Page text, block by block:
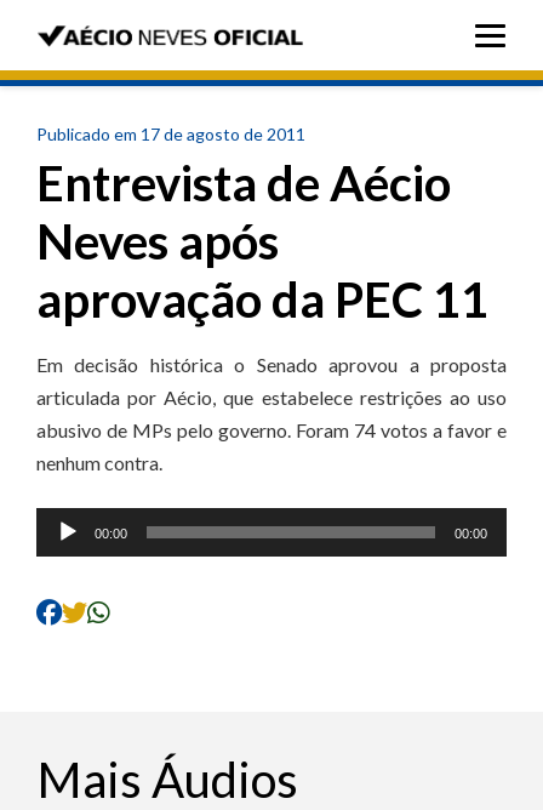
Publicado em 17 de agosto de 2011
Entrevista de Aécio
Neves após
aprovação da PEC 11
Em decisão histórica o Senado aprovou a proposta
articulada por Aécio, que estabelece restrições ao uso
abusivo de MPs pelo governo. Foram 74 votos a favor e
nenhum contra.
Tocador
de
00:00 00:00
Mais Áudios